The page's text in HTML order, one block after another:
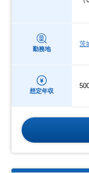
勤務地
茨
想定年収